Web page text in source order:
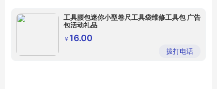
工具腰包迷你小型卷尺工具袋维修工具包 广告
包活动礼品
￥ 16.00
拨打电话